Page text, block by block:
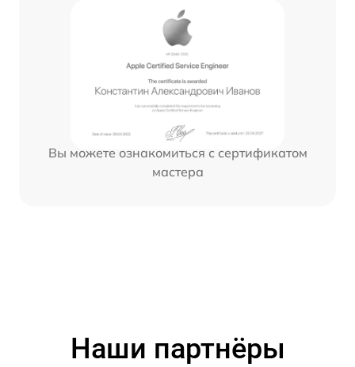
Вы можете ознакомиться с сертификатом
мастера
Наши партнёры